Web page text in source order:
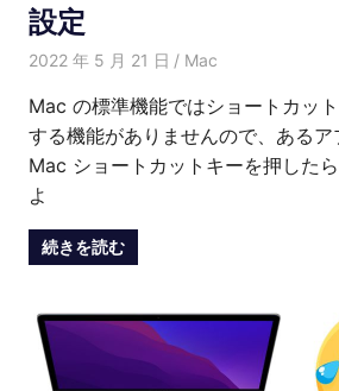
設定
2022 年 5 月 21 日 Kenny
Mac
Mac の標準機能ではショートカッ
する機能がありませんので、あるア
Mac ショートカットキーを押した
よ
続きを読む